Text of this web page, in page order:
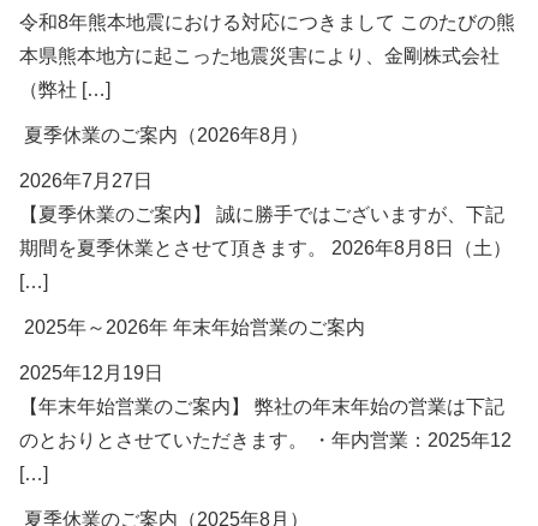
令和8年熊本地震における対応につきまして このたびの熊
本県熊本地方に起こった地震災害により、金剛株式会社
（弊社 […]
夏季休業のご案内（2026年8月）
2026年7月27日
【夏季休業のご案内】 誠に勝手ではございますが、下記
期間を夏季休業とさせて頂きます。 2026年8月8日（土）
[…]
2025年～2026年 年末年始営業のご案内
2025年12月19日
【年末年始営業のご案内】 弊社の年末年始の営業は下記
のとおりとさせていただきます。 ・年内営業：2025年12
[…]
夏季休業のご案内（2025年8月）